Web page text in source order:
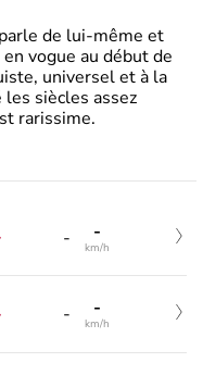
de lui-même et
vogue au début de
universel et à la
les siècles assez
rarissime.
- -
km/h
- -
km/h